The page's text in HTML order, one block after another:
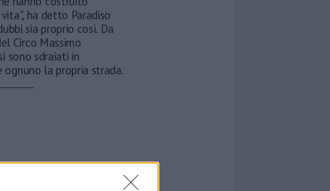
ha detto Paradiso
sia proprio così. Da
Circo Massimo
sono sdraiati in
la propria strada.